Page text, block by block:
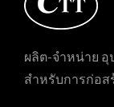
ผลิต-จำหน่าย
สำหรับการก่อส